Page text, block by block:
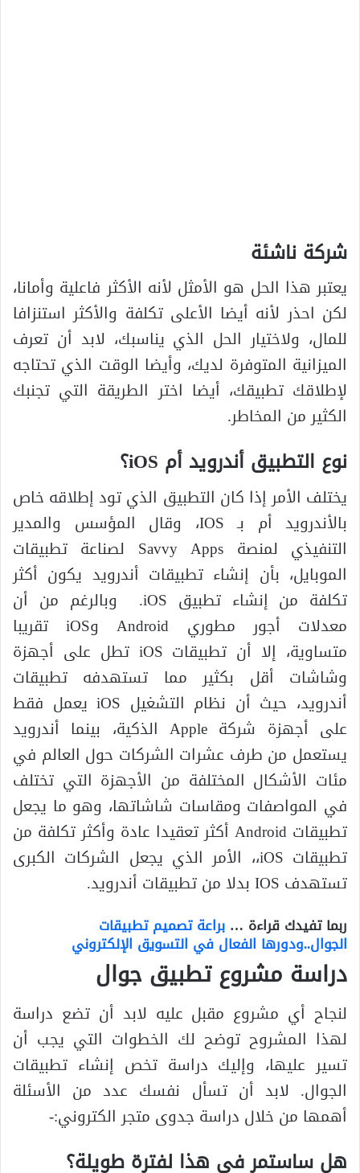
شركة ناشئة
يعتبر هذا الحل هو الأمثل لأنه الأكثر فاعلية وأمانا،
لكن احذر لأنه أيضا الأعلى تكلفة والأكثر استنزافا
للمال، ولاختيار الحل الذي يناسبك، لابد أن تعرف
الميزانية المتوفرة لديك، وأيضا الوقت الذي تحتاجه
لإطلاقك تطبيقك، أيضا اختر الطريقة التي تجنبك
الكثير من المخاطر.
نوع التطبيق أندرويد أم iOS؟
يختلف الأمر إذا كان التطبيق الذي تود إطلاقه خاص
بالأندرويد أم بـ IOS، وقال المؤسس والمدير
التنفيذي لمنصة Savvy Apps لصناعة تطبيقات
الموبايل، بأن إنشاء تطبيقات أندرويد يكون أكثر
تكلفة من إنشاء تطبيق iOS. وبالرغم من أن
معدلات أجور مطوري Android وiOS تقريبا
متساوية، إلا أن تطبيقات iOS تطل على أجهزة
وشاشات أقل بكثير مما تستهدفه تطبيقات
أندرويد، حيث أن نظام التشغيل iOS يعمل فقط
على أجهزة شركة Apple الذكية، بينما أندرويد
يستعمل من طرف عشرات الشركات حول العالم في
مئات الأشكال المختلفة من الأجهزة التي تختلف
في المواصفات ومقاسات شاشاتها، وهو ما يجعل
تطبيقات Android أكثر تعقيدا عادة وأكثر تكلفة من
تطبيقات iOS،، الأمر الذي يجعل الشركات الكبرى
تستهدف IOS بدلا من تطبيقات أندرويد.
ربما تفيدك قراءة … براعة تصميم تطبيقات
الجوال..ودورها الفعال في التسويق الإلكتروني
دراسة مشروع تطبيق جوال
لنجاح أي مشروع مقبل عليه لابد أن تضع دراسة
لهذا المشروح توضح لك الخطوات التي يجب أن
تسير عليها، وإليك دراسة تخص إنشاء تطبيقات
الجوال. لابد أن تسأل نفسك عدد من الأسئلة
أهمها من خلال دراسة جدوى متجر الكتروني:-
هل ساستمر في هذا لفترة طويلة؟